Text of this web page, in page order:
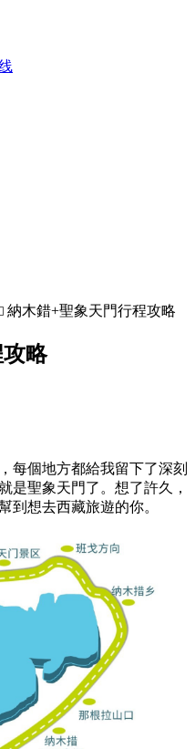
 納木錯+聖象天門行程攻略
略
每個地方都給我留下了深刻
是聖象天門了。想了許久，
到想去西藏旅遊的你。